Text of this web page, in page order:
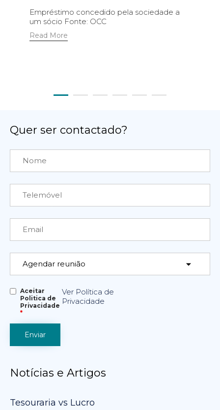
Empréstimo concedido pela sociedade a
um sócio Fonte: OCC
Read More
Quer ser contactado?
Aceitar
Politica de
Privacidade
*
Ver Política de
Privacidade
Notícias e Artigos
Tesouraria vs Lucro